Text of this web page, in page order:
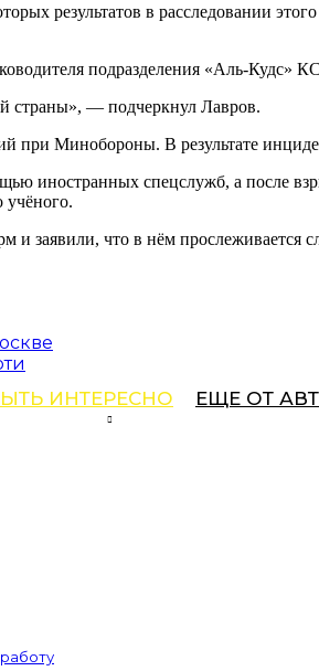
результатов в расследовании
подразделения «Аль-Кудс»
страны», — подчеркнул Лавров.
при Минобороны. В результате
иностранных спецслужб, а после
учёного.
заявили, что в нём прослеживается
ИНТЕРЕСНО ЕЩЕ ОТ